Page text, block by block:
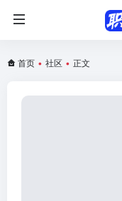
首页 • 社区 • 正文